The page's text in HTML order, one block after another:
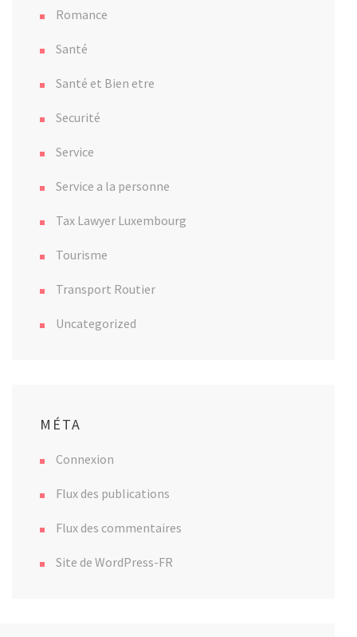
Romance
Santé
Santé et Bien etre
Securité
Service
Service a la personne
Tax Lawyer Luxembourg
Tourisme
Transport Routier
Uncategorized
MÉTA
Connexion
Flux des publications
Flux des commentaires
Site de WordPress-FR